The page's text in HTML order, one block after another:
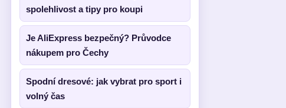
spolehlivost a tipy pro koupi
Je AliExpress bezpečný? Průvodce
nákupem pro Čechy
Spodní dresové: jak vybrat pro sport i
volný čas